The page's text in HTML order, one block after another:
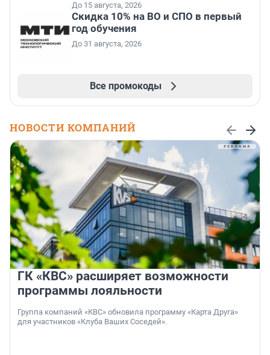
До 15 августа, 2026
Скидка 10% на ВО и СПО в первый
год обучения
До 31 августа, 2026
Все промокоды
НОВОСТИ КОМПАНИЙ
ГК «КВС» расширяет возможности
программы лояльности
Группа компаний «КВС» обновила программу «Карта Друга»
для участников «Клуба Ваших Соседей».